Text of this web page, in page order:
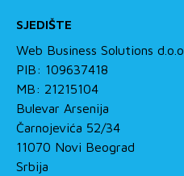
SJEDIŠTE
Web Business Solutions d.o.o.
PIB: 109637418
MB: 21215104
Bulevar Arsenija
Čarnojevića 52/34
11070 Novi Beograd
Srbija